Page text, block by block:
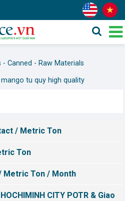
Canned - Raw Materials
tu quy high quality
/ Metric Ton
Ton
Metric Ton / Month
CITY POTR & Giao